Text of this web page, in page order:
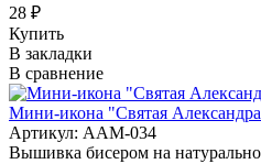
28 ₽
Купить
В закладки
В сравнение
Мини-икона "Святая
Артикул: AAM-034
Вышивка бисером на